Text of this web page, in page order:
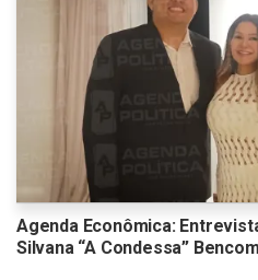
Agenda Econômica:
Silvana “A Condessa”